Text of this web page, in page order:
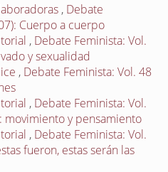
, Debate
Cuerpo a cuerpo
, Debate Feminista: Vol.
y sexualidad
, Debate Feminista: Vol. 48
, Debate Feminista: Vol.
movimiento y pensamiento
, Debate Feminista: Vol.
fueron, estas serán las